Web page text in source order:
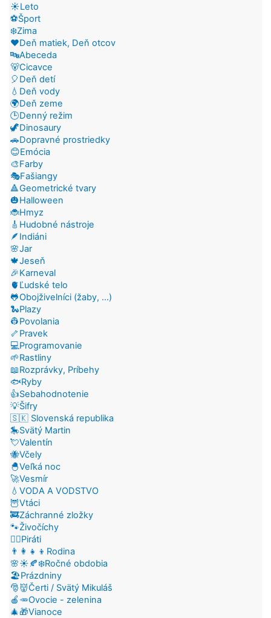
☀️Leto
⚽Šport
❄️Zima
❤️Deň matiek, Deň otcov
🔤Abeceda
🐻Cicavce
🎈Deň detí
💧Deň vody
🌍Deň zeme
🕒Denný režim
🦖Dinosaury
🚗Dopravné prostriedky
😊Emócia
🎨Farby
🎭Fašiangy
🔺Geometrické tvary
🎃Halloween
🐞Hmyz
🎸Hudobné nástroje
🪶Indiáni
🌸Jar
🍁Jeseň
🎉Karneval
🫀Ľudské telo
🐸Obojživelníci (žaby, ...)
🐍Plazy
👷Povolania
🦴Pravek
💻Programovanie
🌱Rastliny
📖Rozprávky, Príbehy
🐟Ryby
👍Sebahodnotenie
💡Šifry
🇸🇰 Slovenská republika
🎠Svätý Martin
💘Valentín
🐝Včely
🐣Veľká noc
🚀Vesmír
💧VODA A VODSTVO
🦉Vtáci
🚒Záchranné zložky
🐾Živočíchy
🏴‍☠️Piráti
👨‍👩‍👧‍👦Rodina
🌸☀️🍂❄️Ročné obdobia
🏖️Prázdniny
🎅👹Čerti / Svätý Mikuláš
🍎🥕Ovocie - zelenina
🎄🎁Vianoce